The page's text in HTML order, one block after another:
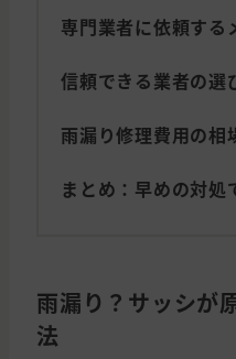
専門業者に依頼する
信頼できる業者の選
雨漏り修理費用の相
まとめ：早めの対処
雨漏り？サッシが
法